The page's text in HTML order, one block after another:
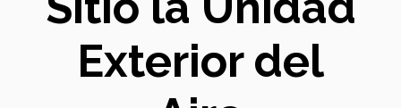
Exterior del